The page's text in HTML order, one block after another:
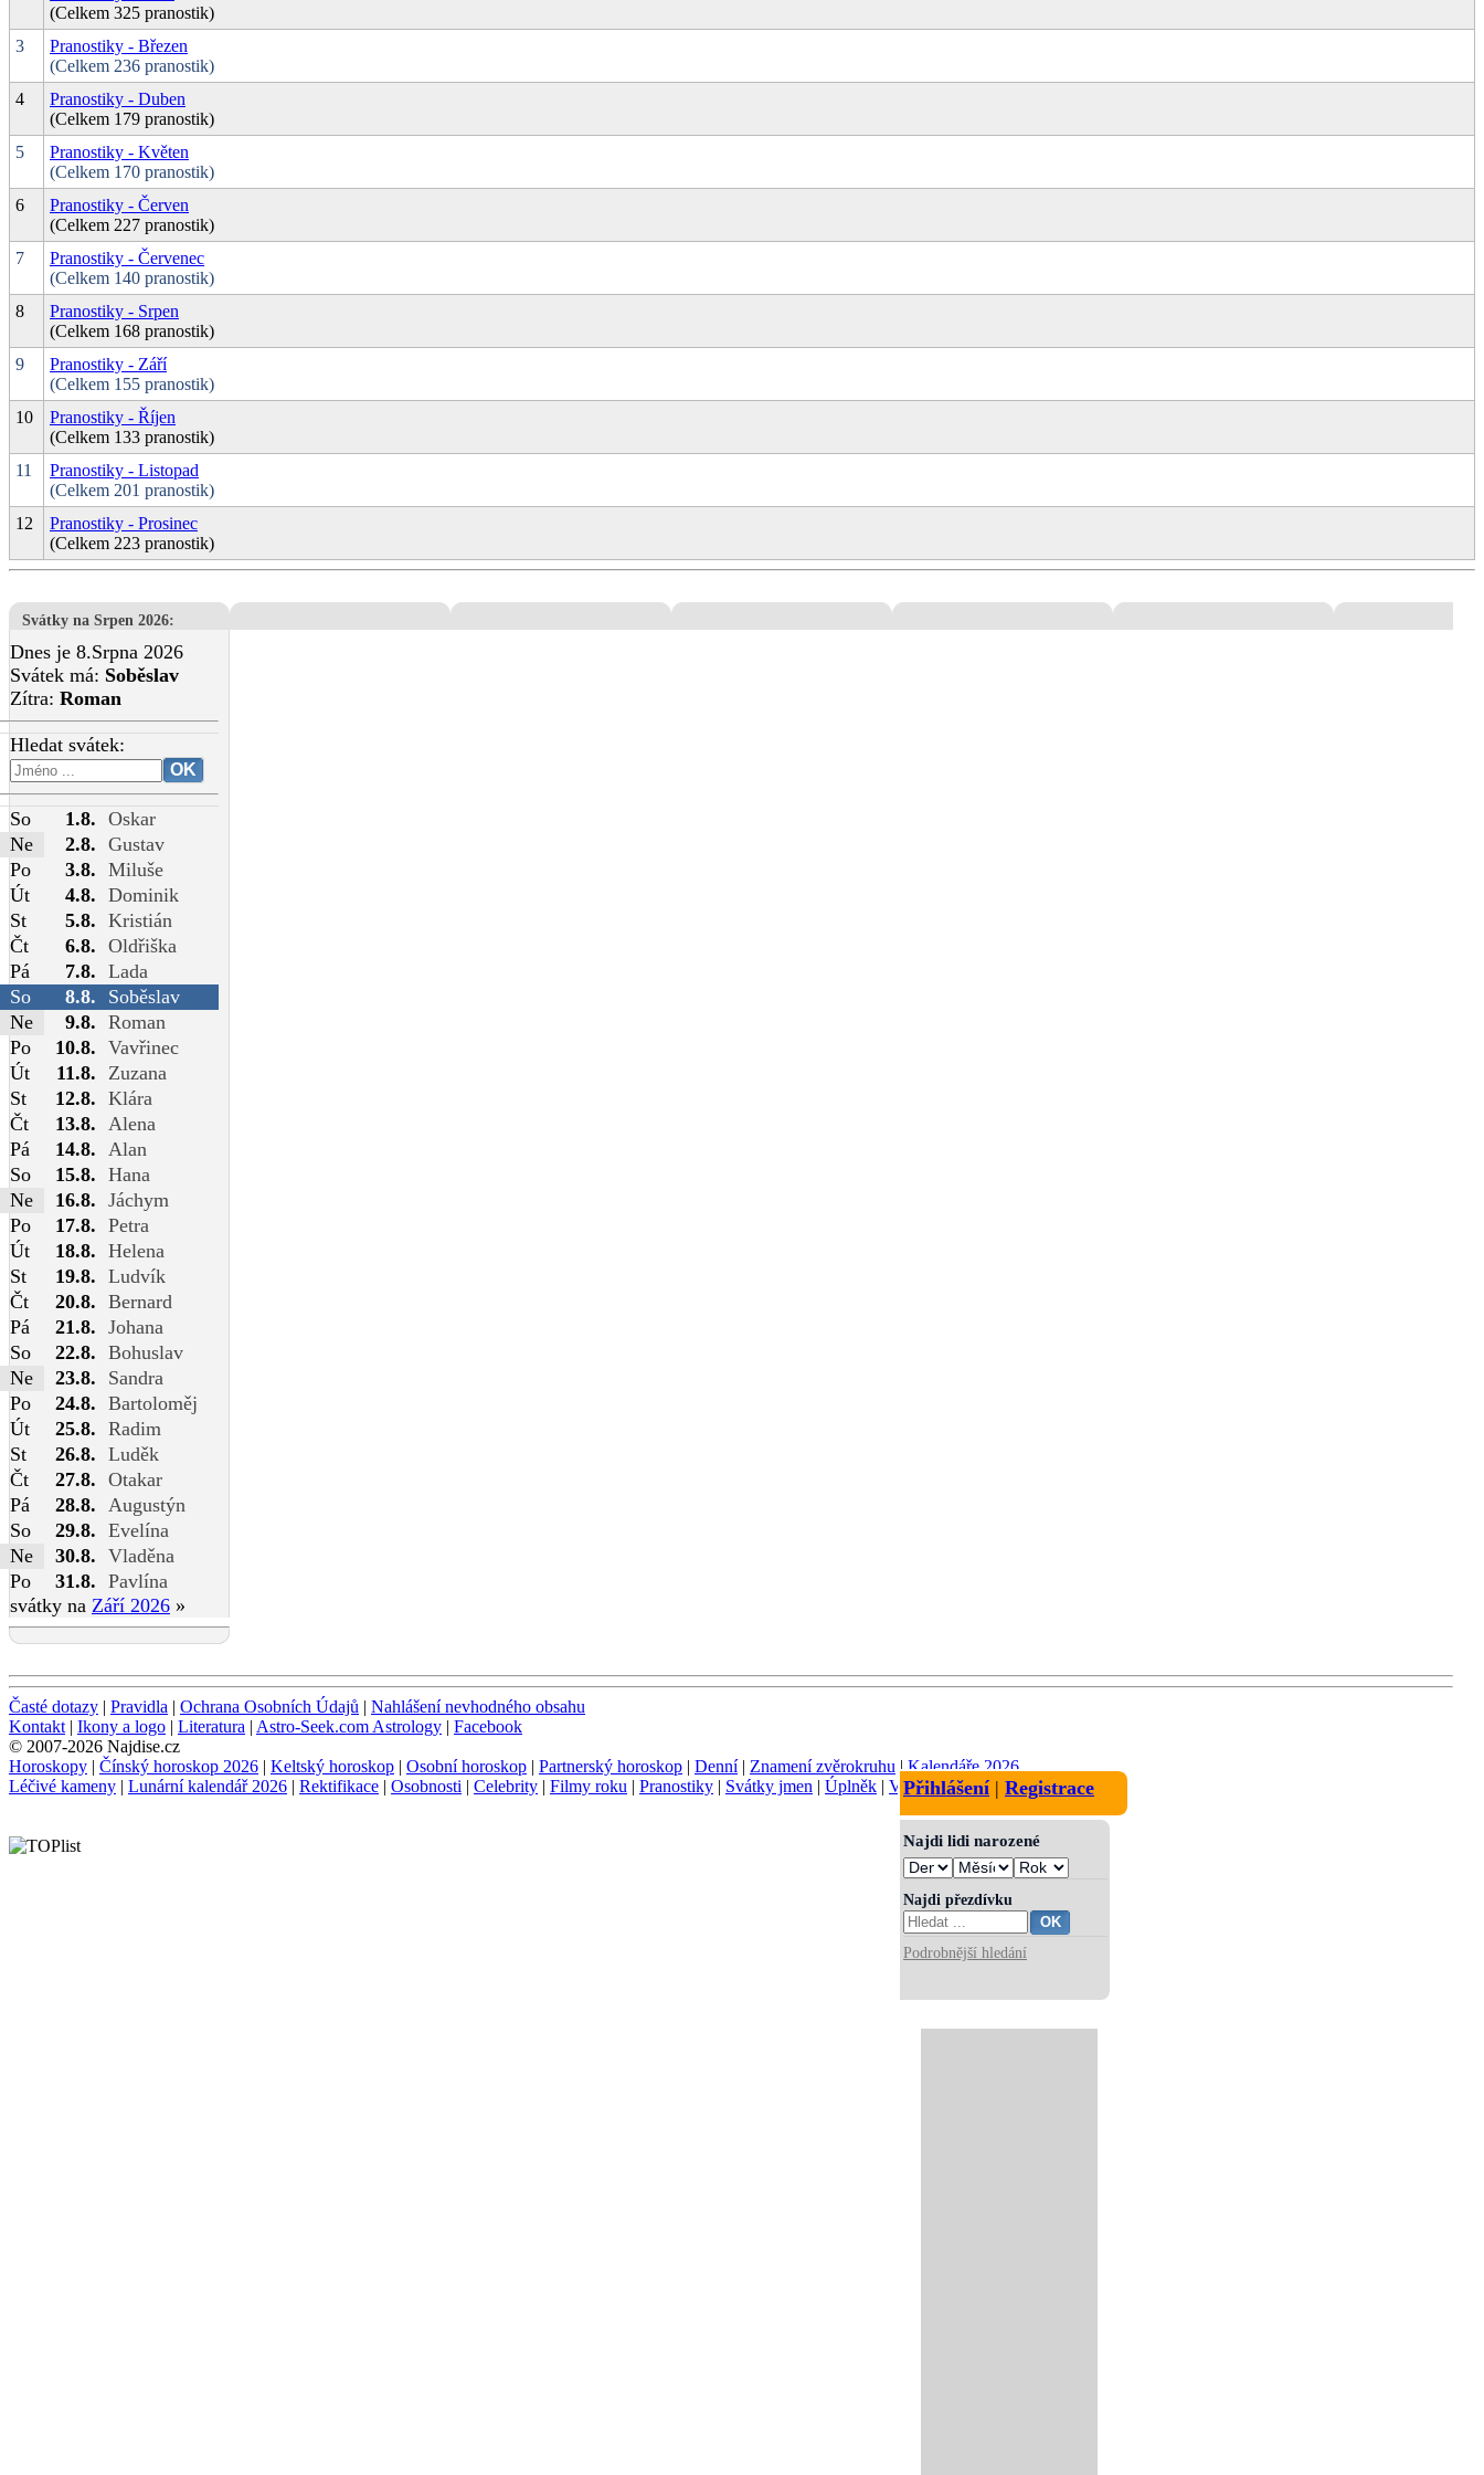
(Celkem 325 pranostik)
3
Pranostiky - Březen
(Celkem 236 pranostik)
4
Pranostiky - Duben
(Celkem 179 pranostik)
5
Pranostiky - Květen
(Celkem 170 pranostik)
6
Pranostiky - Červen
(Celkem 227 pranostik)
7
Pranostiky - Červenec
(Celkem 140 pranostik)
8
Pranostiky - Srpen
(Celkem 168 pranostik)
9
Pranostiky - Září
(Celkem 155 pranostik)
10
Pranostiky - Říjen
(Celkem 133 pranostik)
11
Pranostiky - Listopad
(Celkem 201 pranostik)
12
Pranostiky - Prosinec
(Celkem 223 pranostik)
Svátky na Srpen 2026:
Dnes je 8.Srpna 2026
Svátek má: Soběslav
Zítra: Roman
Hledat svátek:
So 1.8. Oskar
Ne
2.8. Gustav
Po
3.8. Miluše
Út
4.8. Dominik
St
5.8. Kristián
Čt
6.8. Oldřiška
Pá
7.8. Lada
So
8.8.
Soběslav
Ne
9.8. Roman
Po
10.8. Vavřinec
Út
11.8.
Zuzana
St
12.8. Klára
Čt
13.8.
Alena
Pá
14.8.
Alan
So
15.8. Hana
Ne
16.8. Jáchym
Po
17.8. Petra
Út
18.8. Helena
St
19.8. Ludvík
Čt
20.8. Bernard
Pá
21.8. Johana
So
22.8. Bohuslav
Ne
23.8.
Sandra
Po
24.8. Bartoloměj
Út
25.8. Radim
St
26.8. Luděk
Čt
27.8. Otakar
Pá
28.8.
Augustýn
So
29.8. Evelína
Ne
30.8. Vladěna
Po
31.8. Pavlína
svátky na Září 2026 »
Přihlášení| Registrace
Najdi lidi narozené
Najdi přezdívku
Podrobnější hledání
Časté dotazy | Pravidla | Ochrana Osobních Údajů | Nahlášení nevhodného obsahu
Kontakt | Ikony a logo | Literatura | Astro-Seek.com Astrology | Facebook
© 2007-2026 Najdise.cz
Horoskopy | Čínský horoskop 2026 | Keltský horoskop | Osobní horoskop | Partnerský horoskop | Denní| Znamení zvěrokruhu | Kalendáře 2026
Léčivé kameny | Lunární kalendář 2026 | Rektifikace | Osobnosti | Celebrity | Filmy roku | Pranostiky | Svátky jmen | Úplněk | Význam jmen